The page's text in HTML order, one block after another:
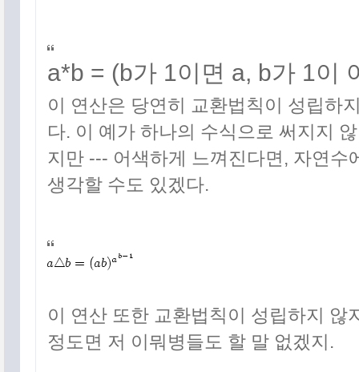
a*b = (b가 1이면 a, b가 1이
이 연산은 당연히 교환법칙이 성립하
다. 이 예가 하나의 수식으로 써지지
지만 --- 어색하게 느껴진다면, 자연수
생각할 수도 있겠다.
이 연산 또한 교환법칙이 성립하지 않
정도면 저 이뭐병들도 할 말 없겠지.